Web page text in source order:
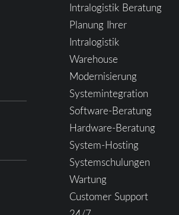
Intralogistik Beratung
Planung Ihrer
Intralogistik
Warehouse
Modernisierung
Systemintegration
Software-Beratung
Hardware-Beratung
System-Hosting
Systemschulungen
Wartung
Customer Support